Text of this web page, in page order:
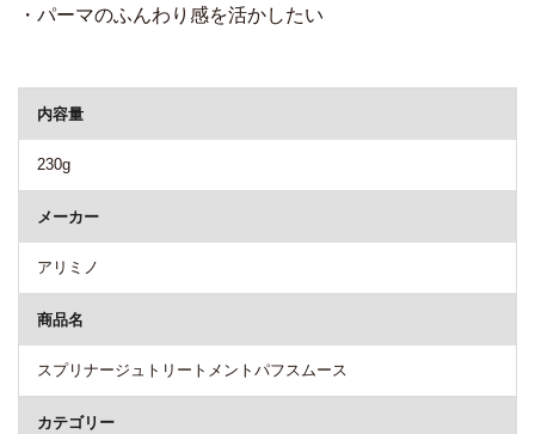
・パーマのふんわり感を活かしたい
内容量
230g
メーカー
アリミノ
商品名
スプリナージュトリートメントパフスムース
カテゴリー